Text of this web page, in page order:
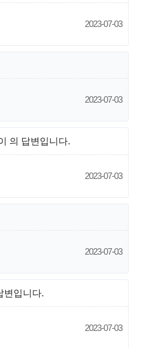
2023-07-03
2023-07-03
의 답변입니다.
2023-07-03
2023-07-03
변입니다.
2023-07-03